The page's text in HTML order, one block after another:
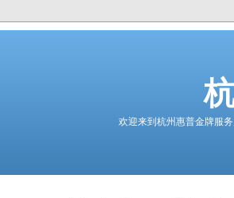
欢迎来到杭州惠普金牌服